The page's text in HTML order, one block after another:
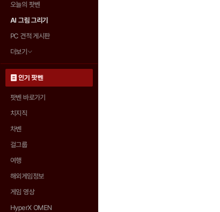
오늘의 팟벤
AI 그림 그리기
PC 견적 게시판
더보기
인기 팟벤
팟벤 바로가기
치지직
차벤
걸그룹
여행
해외게임정보
게임 영상
HyperX OMEN